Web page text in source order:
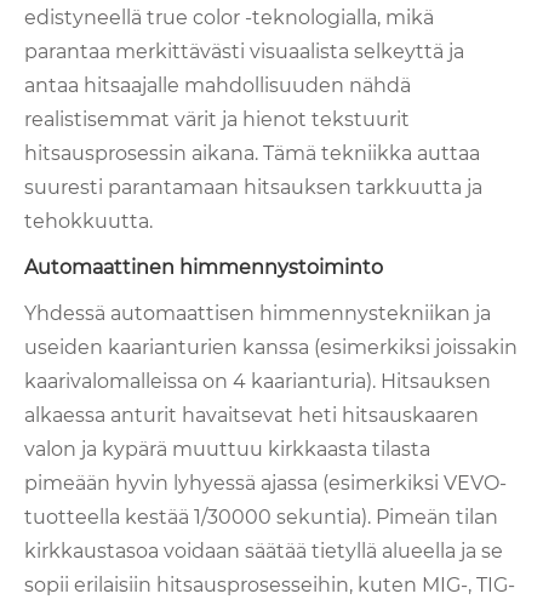
edistyneellä true color -teknologialla, mikä
parantaa merkittävästi visuaalista selkeyttä ja
antaa hitsaajalle mahdollisuuden nähdä
realistisemmat värit ja hienot tekstuurit
hitsausprosessin aikana. Tämä tekniikka auttaa
suuresti parantamaan hitsauksen tarkkuutta ja
tehokkuutta.
Automaattinen himmennystoiminto
Yhdessä automaattisen himmennystekniikan ja
useiden kaarianturien kanssa (esimerkiksi joissakin
kaarivalomalleissa on 4 kaarianturia). Hitsauksen
alkaessa anturit havaitsevat heti hitsauskaaren
valon ja kypärä muuttuu kirkkaasta tilasta
pimeään hyvin lyhyessä ajassa (esimerkiksi VEVO-
tuotteella kestää 1/30000 sekuntia). Pimeän tilan
kirkkaustasoa voidaan säätää tietyllä alueella ja se
sopii erilaisiin hitsausprosesseihin, kuten MIG-, TIG-